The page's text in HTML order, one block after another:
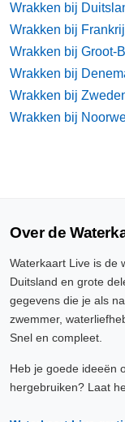
Wrakken bij
Wrakken bij
Wrakken bij Groot-
Wrakken bij
Wrakken bij
Wrakken bij
Over de
Waterkaart Live is de
Duitsland en grote
gegevens die je als
zwemmer,
Snel en compleet.
Heb je goede ideeën
hergebruiken? Laat